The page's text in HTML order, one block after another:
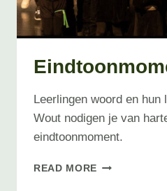
Leerlingen woord en hun
Wout nodigen je van
eindtoonmoment.
READ MORE